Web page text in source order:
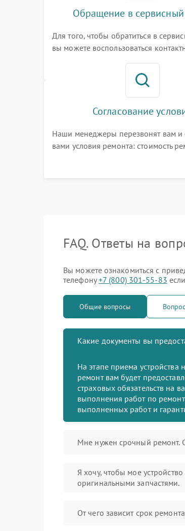
Обращение в сервисный
Для того, чтобы обратиться в
вы можете воспользоваться
номер телефона на сайте
Согласование
Наши менеджеры перезвонят вам и
вами условия ремонта: стоимость
FAQ. Ответы на
Вы можете ознакомиться с
телефону+7 (800) 301-55-83
Общие вопросы
Какие документы вы
На этапе приема устройства
ремонт вам будет
страховых обязательств на
выполнения работ по
выполненных работ и
Мне нужен срочный ремонт.
Я хочу, чтобы мое
оригинальными запчастями.
От чего зависит срок